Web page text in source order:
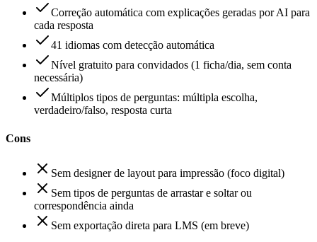
Correção automática com explicações geradas por AI para
cada resposta
41 idiomas com detecção automática
Nível gratuito para convidados (1 ficha/dia, sem conta
necessária)
Múltiplos tipos de perguntas: múltipla escolha,
verdadeiro/falso, resposta curta
Cons
Sem designer de layout para impressão (foco digital)
Sem tipos de perguntas de arrastar e soltar ou
correspondência ainda
Sem exportação direta para LMS (em breve)